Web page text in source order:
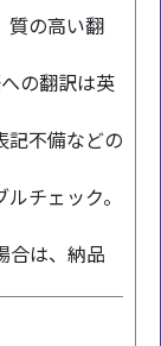
質の高い翻
の翻訳は英
記不備などの
チェック。
合は、納品